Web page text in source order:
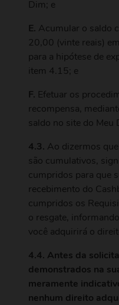
Dim; e
E. Acumular o saldo
20,00 (vinte reais)
para a hipótese de
item 4.15; e
F. Efetuar os
recompensa,
saldo no site do Meu
4.3. Ao dizermos
são cumulativos,
cumpridos para que
recebimento do
cumpridos os
o resgate,
você adquirirá o
4.4. Antes da
demonstrados na
meramente
nenhum direito